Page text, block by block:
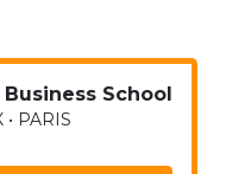
Business School
PARIS